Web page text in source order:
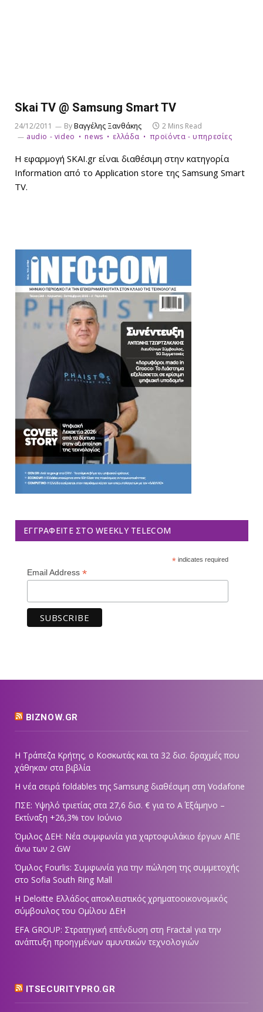
Skai TV @ Samsung Smart TV
24/12/2011 ByΒαγγέλης Ξανθάκης
2 Mins Read
audio - video
news ελλάδα προϊόντα - υπηρεσίες
Η εφαρμογή SKAI.gr είναι διαθέσιμη στην κατηγορία
Information από το Application store της Samsung Smart
TV.
ΕΓΓΡΑΦΕΊΤΕ ΣΤΟ WEEKLY TELECOM
*indicates required
Email Address *
BIZNOW.GR
Η Τράπεζα Κρήτης, ο Κοσκωτάς και τα 32 δισ. δραχμές που
χάθηκαν στα βιβλία
Η νέα σειρά foldables της Samsung διαθέσιμη στη Vodafone
ΠΣΕ: Υψηλό τριετίας στα 27,6 δισ. € για το Α΄ Εξάμηνο –
Εκτίναξη +26,3% τον Ιούνιο
Όμιλος ΔΕΗ: Νέα συμφωνία για χαρτοφυλάκιο έργων ΑΠΕ
άνω των 2 GW
Όμιλος Fourlis: Συμφωνία για την πώληση της συμμετοχής
στο Sofia South Ring Mall
Η Deloitte Ελλάδος αποκλειστικός χρηματοοικονομικός
σύμβουλος του Ομίλου ΔΕΗ
EFA GROUP: Στρατηγική επένδυση στη Fractal για την
ανάπτυξη προηγμένων αμυντικών τεχνολογιών
ITSECURITYPRO.GR